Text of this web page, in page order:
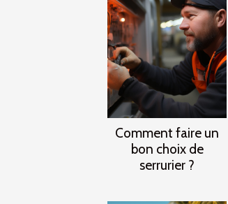
Comment faire un
bon choix de
serrurier ?